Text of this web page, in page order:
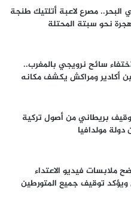
البحر.. مصرع لاعبة أتلتيك طنجة
نحو سبتة المحتلة
سائح نرويجي بالمغرب..
أكادير ومراكش يكشف مكانه
بريطاني من أصول تركية
مولدافيا
ملابسات فيديو الاعتداء
ويؤكد توقيف جميع المتورطين